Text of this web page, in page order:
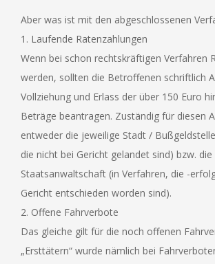
Aber was ist mit den abgeschlossenen
1. Laufende Ratenzahlungen
Wenn bei schon rechtskräftigen Verfahren
werden, sollten die Betroffenen schriftlich
Vollziehung und Erlass der über 150 Euro
Beträge beantragen. Zuständig für diesen
entweder die jeweilige Stadt /
die nicht bei Gericht gelandet sind) bzw. die
Staatsanwaltschaft (in Verfahren, die -
Gericht entschieden worden sind).
2. Offene Fahrverbote
Das gleiche gilt für die noch offenen
„Ersttätern“ wurde nämlich bei